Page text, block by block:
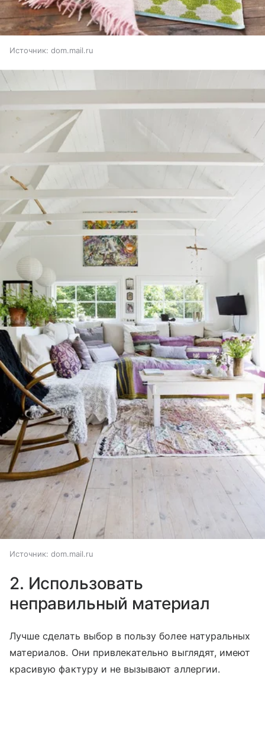
Источник: dom.mail.ru
Источник: dom.mail.ru
2. Использовать
неправильный материал
Лучше сделать выбор в пользу более натуральных
материалов. Они привлекательно выглядят, имеют
красивую фактуру и не вызывают аллергии.